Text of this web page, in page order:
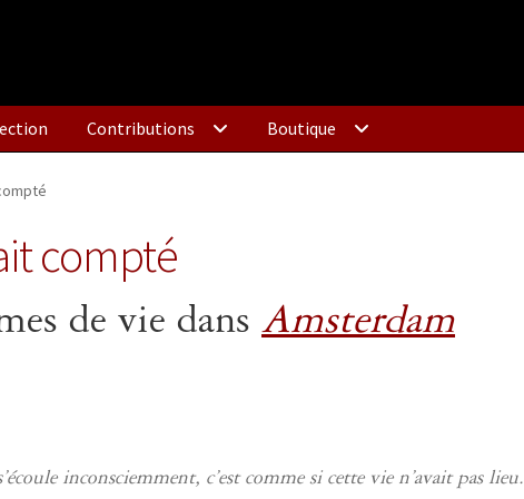
Contributions Boutique
compté
de vie dansAmsterdam
inconsciemment, c’est comme si cette vie n’avait pas lieu.